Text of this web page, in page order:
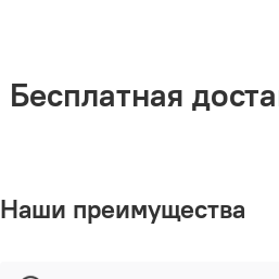
Бесплатная
Наши преимущества